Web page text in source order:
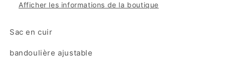
Afficher les informations de la boutique
Sac en cuir
bandoulière ajustable